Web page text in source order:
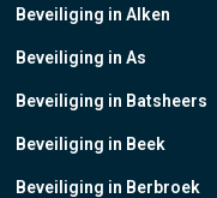
Beveiliging in Alken
Beveiliging in As
Beveiliging in Batsheers
Beveiliging in Beek
Beveiliging in Berbroek